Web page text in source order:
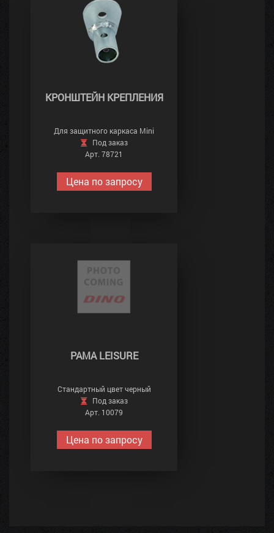
КРОНШТЕЙН КРЕПЛЕНИЯ
Для защитного каркаса Mini
Под заказ
Арт. 78721
Цена по запросу
РАМА LEISURE
Стандартный цвет черный
Под заказ
Арт. 10079
Цена по запросу